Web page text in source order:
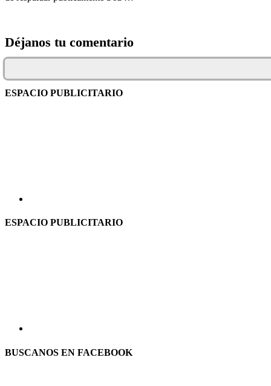
Déjanos tu comentario
ESPACIO PUBLICITARIO
ESPACIO PUBLICITARIO
BUSCANOS EN FACEBOOK